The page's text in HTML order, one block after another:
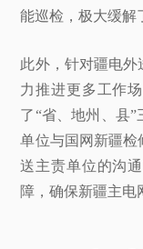
能巡检，极大缓解
此外，针对疆电
力推进更多工作
了“省、地州、县
单位与国网新疆
送主责单位的沟
障，确保新疆主电